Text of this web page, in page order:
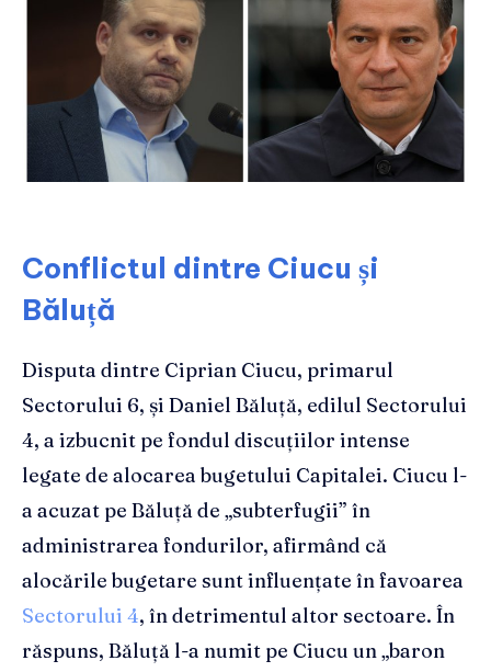
Conflictul dintre Ciucu și
Băluță
Disputa dintre Ciprian Ciucu, primarul
Sectorului 6, și Daniel Băluță, edilul Sectorului
4, a izbucnit pe fondul discuțiilor intense
legate de alocarea bugetului Capitalei. Ciucu l-
a acuzat pe Băluță de „subterfugii” în
administrarea fondurilor, afirmând că
alocările bugetare sunt influențate în favoarea
Sectorului 4, în detrimentul altor sectoare. În
răspuns, Băluță l-a numit pe Ciucu un „baron